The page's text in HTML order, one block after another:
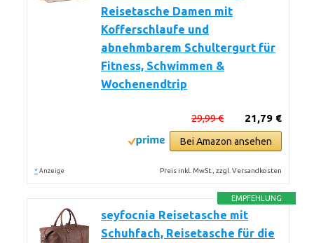
Reisetasche Damen mit
Kofferschlaufe und
abnehmbarem Schultergurt für
Fitness, Schwimmen &
Wochenendtrip
21,79 €
29,99 €
Bei Amazon ansehen
* Anzeige Preis inkl. MwSt., zzgl. Versandkosten
EMPFEHLUNG
seyfocnia Reisetasche mit
Schuhfach, Reisetasche für die